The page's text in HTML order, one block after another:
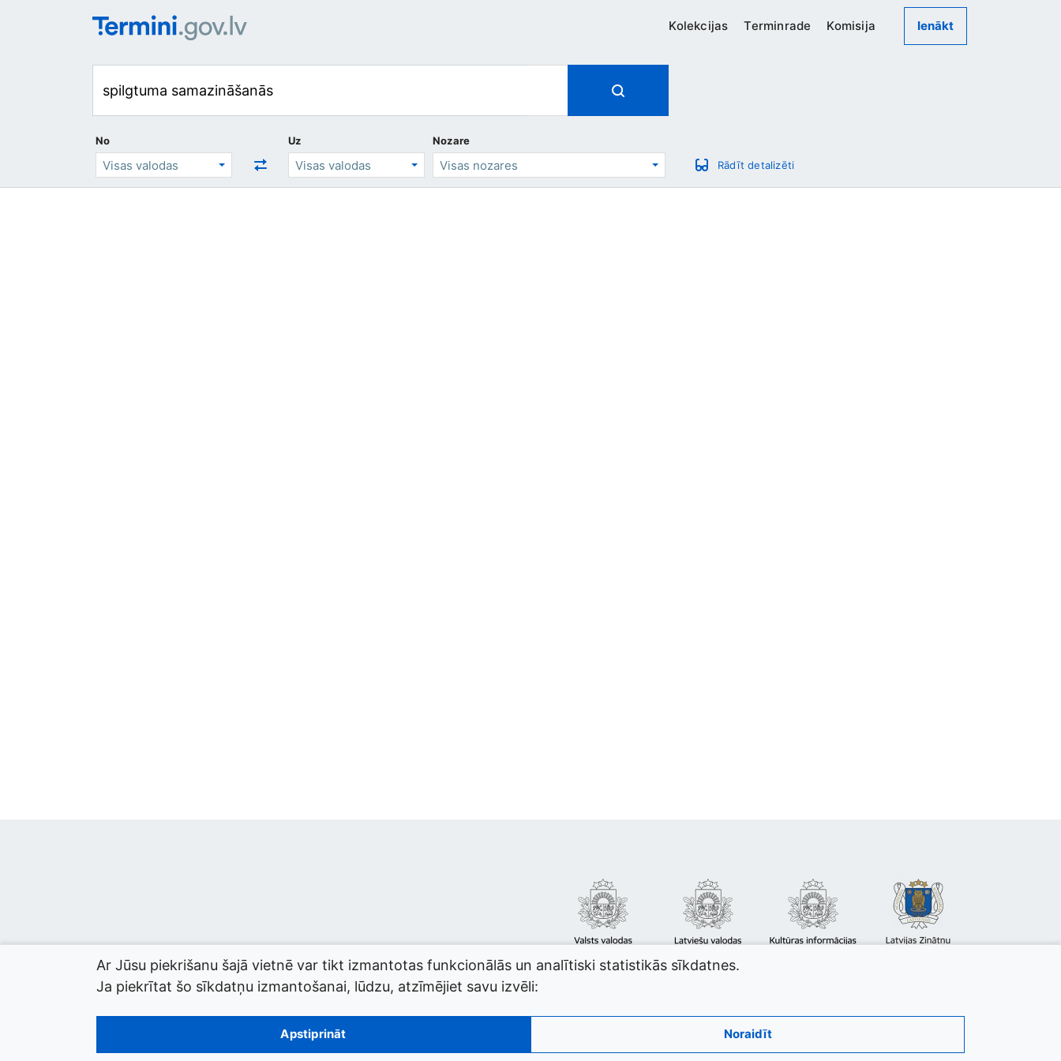
Kolekcijas Terminrade Komisija Ienākt
No Uz
Nozare
Rādīt detalizēti
© 2026 termini.gov.lv. Izstrādātājs:
Ar Jūsu piekrišanu šajā vietnē var tikt izmantotas funkcionālās un analītiski statistikās sīkdatnes.
Ja piekrītat šo sīkdatņu izmantošanai, lūdzu, atzīmējiet savu izvēli:
Apstiprināt Noraidīt